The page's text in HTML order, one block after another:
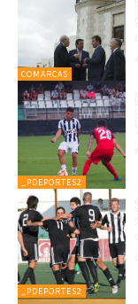
COMARCAS
_PDEPORTES2
_PDEPORTES2